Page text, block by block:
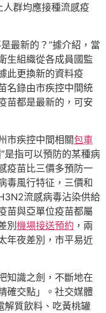
群均應接種流感疫
最新的？”據介紹，當
生組織從各成員國監
此更換新的資料疫
名錄由市疾控中間統
苗都是最新的，可安
市疾控中間相關包車
是指可以預防的某種病
疫苗比三價多預防一
毒風行特征，三價和
流感病毒沾染供給
苗與亞單位疫苗都屬
別 機場接送預約 ，兩
年夜差別，市平易近
知識之劍，不斷地在
確交點」。社交媒體
解質飲料、吃黃桃罐